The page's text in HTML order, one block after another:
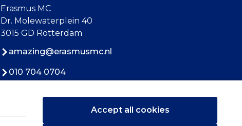
Erasmus MC
Dr. Molewaterplein 40
3015 GD Rotterdam
amazing@erasmusmc.nl
010 704 0704
Accept all cookies